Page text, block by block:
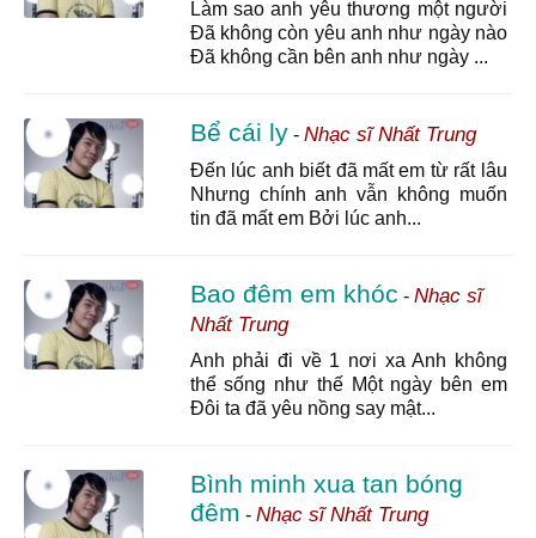
Làm sao anh yêu thương một người
Đã không còn yêu anh như ngày nào
Đã không cần bên anh như ngày ...
Bể cái ly- Nhạc sĩ Nhất Trung
Đến lúc anh biết đã mất em từ rất lâu
Nhưng chính anh vẫn không muốn
tin đã mất em Bởi lúc anh...
Bao đêm em khóc - Nhạc sĩ
Nhất Trung
Anh phải đi về 1 nơi xa Anh không
thể sống như thế Một ngày bên em
Đôi ta đã yêu nồng say mật...
Bình minh xua tan bóng
đêm - Nhạc sĩ Nhất Trung